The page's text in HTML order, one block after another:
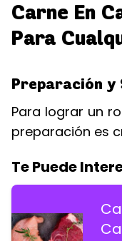
Carne En
Para
Preparación y
Para lograr un
preparación es
Te Puede